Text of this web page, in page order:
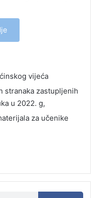
vijeća
stranaka zastupljenih
u 2022. g,
za učenike